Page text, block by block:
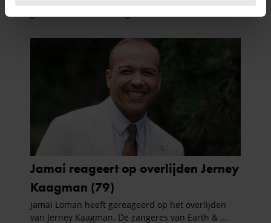
intrekken in de Cookieverklaring.
We gebruiken cookies om content en advertenties te
en om ons websiteverkeer te analyseren. Ook delen we
informatie over uw gebruik van onze site met onze
partners voor social media, adverteren en analyse. Deze
partners kunnen deze gegevens combineren met andere
informatie die u aan ze heeft verstrekt of die ze hebben
verzameld op basis van uw gebruik van hun services. U
gaat akkoord met onze cookies als u onze website blijft
gebruiken.